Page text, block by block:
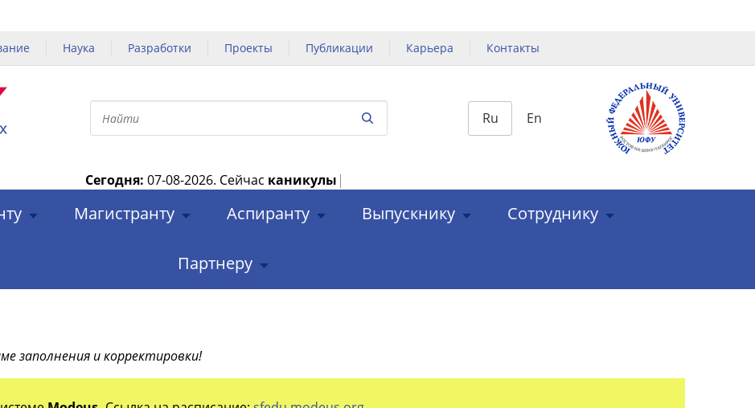
Наука Разработки Проекты Публикации Карьера Контакты
Ru En
Сегодня: 07-08-2026. Сейчас каникулы |
Магистранту Аспиранту Выпускнику Сотруднику
Партнеру
заполнения и корректировки!